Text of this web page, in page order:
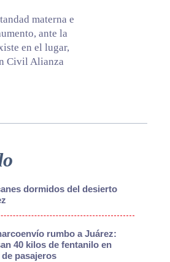
materna e
ante la
en el lugar,
Civil Alianza
dormidos del desierto
rumbo a Juárez:
40 kilos de fentanilo en
pasajeros